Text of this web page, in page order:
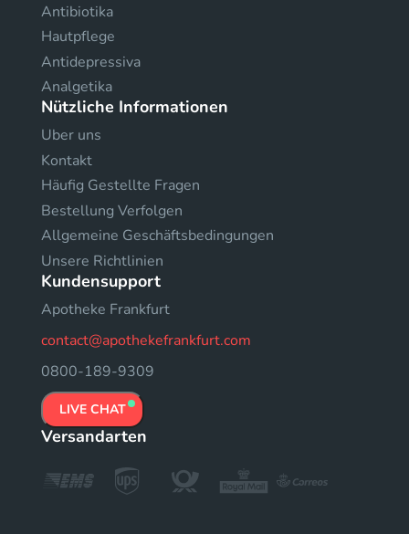
Antibiotika
Hautpflege
Antidepressiva
Analgetika
Nützliche Informationen
Uber uns
Kontakt
Häufig Gestellte Fragen
Bestellung Verfolgen
Allgemeine Geschäftsbedingungen
Unsere Richtlinien
Kundensupport
Apotheke Frankfurt
contact@apothekefrankfurt.com
0800-189-9309
LIVE CHAT
Versandarten